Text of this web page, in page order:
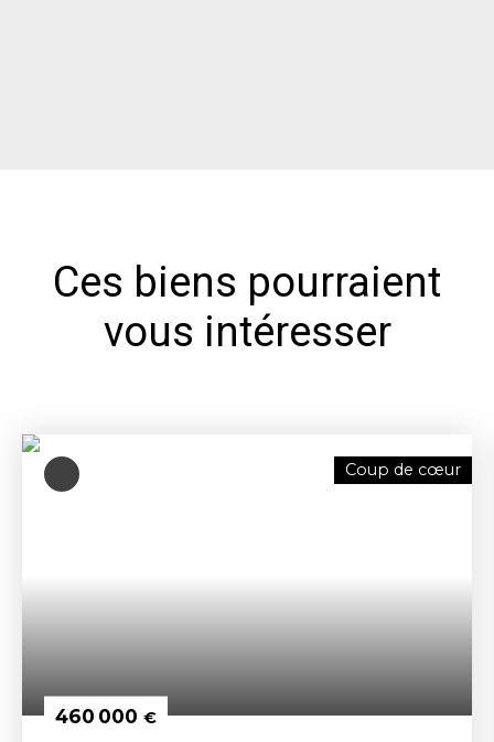
Ces biens pourraient
vous intéresser
Coup de cœur
460 000 €